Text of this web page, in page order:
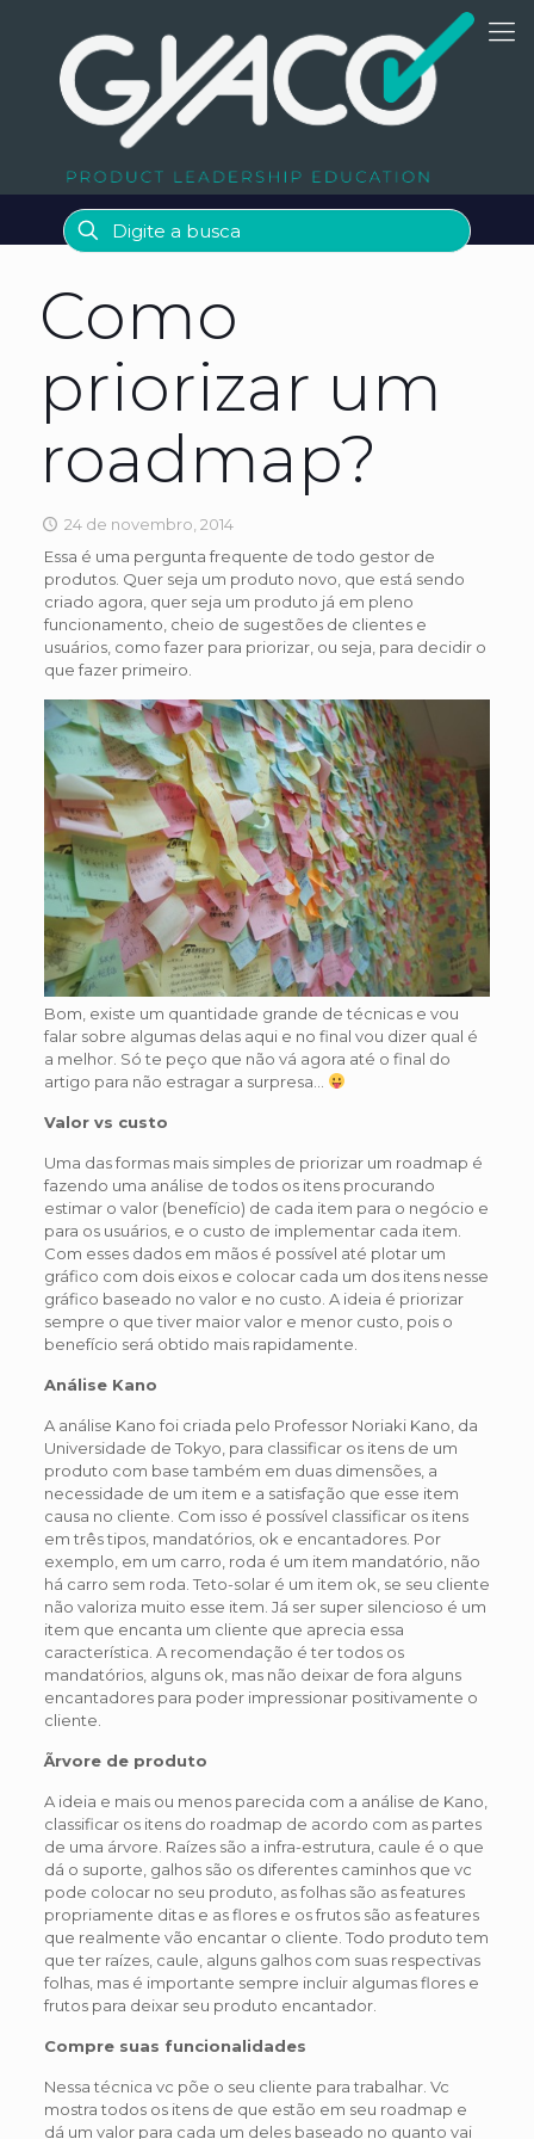
Como
priorizar um
roadmap?
24 de novembro, 2014
Essa é uma pergunta frequente de todo gestor de
produtos. Quer seja um produto novo, que está sendo
criado agora, quer seja um produto já em pleno
funcionamento, cheio de sugestões de clientes e
usuários, como fazer para priorizar, ou seja, para decidir o
que fazer primeiro.
Bom, existe um quantidade grande de técnicas e vou
falar sobre algumas delas aqui e no final vou dizer qual é
a melhor. Só te peço que não vá agora até o final do
artigo para não estragar a surpresa…
Valor vs custo
Uma das formas mais simples de priorizar um roadmap é
fazendo uma análise de todos os itens procurando
estimar o valor (benefício) de cada item para o negócio e
para os usuários, e o custo de implementar cada item.
Com esses dados em mãos é possível até plotar um
gráfico com dois eixos e colocar cada um dos itens nesse
gráfico baseado no valor e no custo. A ideia é priorizar
sempre o que tiver maior valor e menor custo, pois o
benefício será obtido mais rapidamente.
Análise Kano
A análise Kano foi criada pelo Professor Noriaki Kano, da
Universidade de Tokyo, para classificar os itens de um
produto com base também em duas dimensões, a
necessidade de um item e a satisfação que esse item
causa no cliente. Com isso é possível classificar os itens
em três tipos, mandatórios, ok e encantadores. Por
exemplo, em um carro, roda é um item mandatório, não
há carro sem roda. Teto-solar é um item ok, se seu cliente
não valoriza muito esse item. Já ser super silencioso é um
item que encanta um cliente que aprecia essa
característica. A recomendação é ter todos os
mandatórios, alguns ok, mas não deixar de fora alguns
encantadores para poder impressionar positivamente o
cliente.
Ãrvore de produto
A ideia e mais ou menos parecida com a análise de Kano,
classificar os itens do roadmap de acordo com as partes
de uma árvore. Raízes são a infra-estrutura, caule é o que
dá o suporte, galhos são os diferentes caminhos que vc
pode colocar no seu produto, as folhas são as features
propriamente ditas e as flores e os frutos são as features
que realmente vão encantar o cliente. Todo produto tem
que ter raízes, caule, alguns galhos com suas respectivas
folhas, mas é importante sempre incluir algumas flores e
frutos para deixar seu produto encantador.
Compre suas funcionalidades
Nessa técnica vc põe o seu cliente para trabalhar. Vc
mostra todos os itens de que estão em seu roadmap e
dá um valor para cada um deles baseado no quanto vai